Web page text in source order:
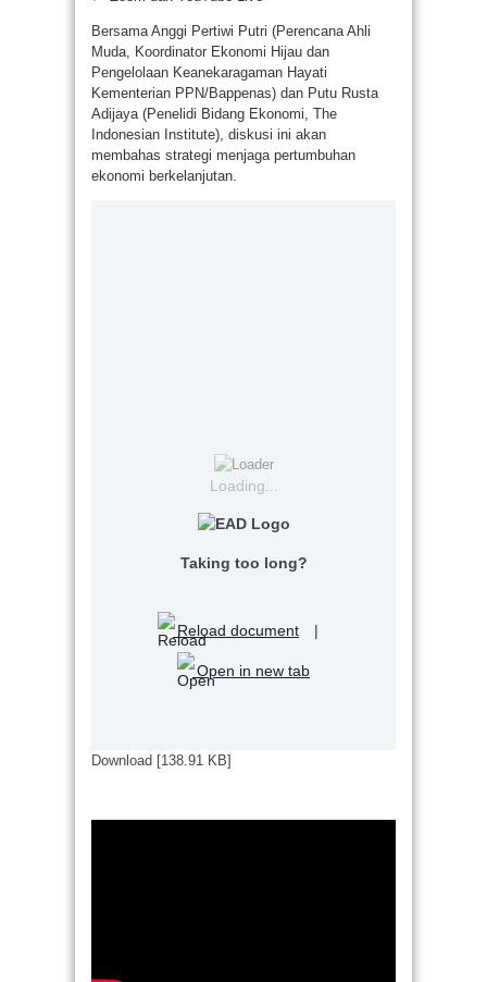
Bersama Anggi Pertiwi Putri (Perencana Ahli
Muda, Koordinator Ekonomi Hijau dan
Pengelolaan Keanekaragaman Hayati
Kementerian PPN/Bappenas) dan Putu Rusta
Adijaya (Penelidi Bidang Ekonomi, The
Indonesian Institute), diskusi ini akan
membahas strategi menjaga pertumbuhan
ekonomi berkelanjutan.
Loading...
Taking too long?
Reload document |
Open in new tab
Download [138.91 KB]